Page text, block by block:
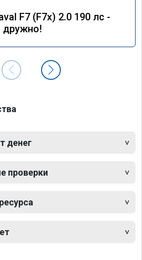
F7 (F7x) 2.0 190 лс -
дружно!
денег
проверки